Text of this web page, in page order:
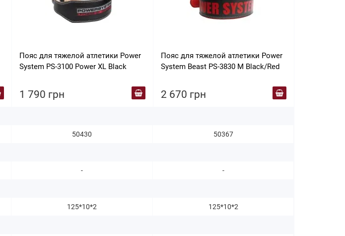
Пояс для тяжелой атлетики Power
System PS-3100 Power XL Black
1 790 грн
50430
-
125*10*2
Пояс для тяжелой атлетики Power
System Beast PS-3830 M Black/Red
2 670 грн
50367
-
125*10*2